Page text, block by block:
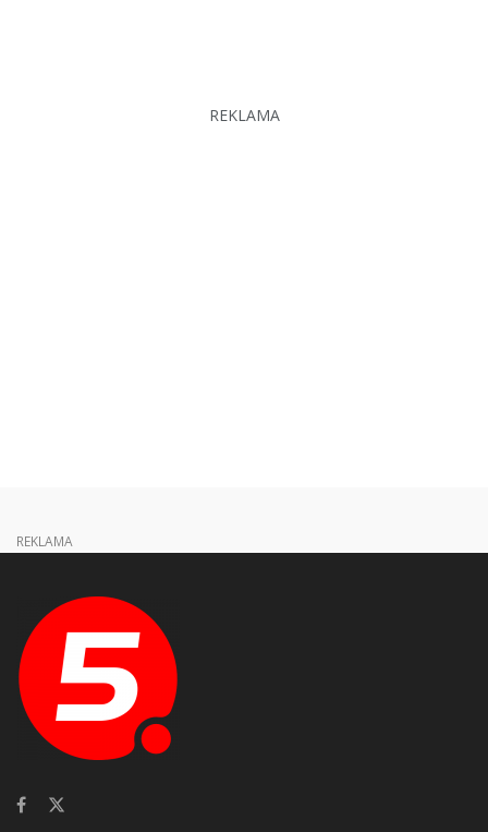
REKLAMA
REKLAMA